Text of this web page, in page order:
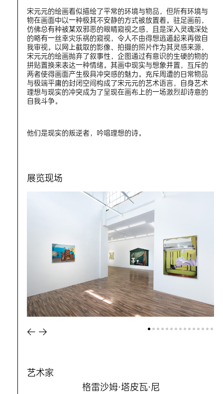
宋元元的绘画看似描绘了平常的环境与物品，但所有环境与
物在画面中以一种极其不安静的方式被放置着。驻足画前，
仿佛总有种被某双邪恶的眼睛窥视之感，且是深入灵魂深处
的略有一丝幸灾乐祸的窥视，令人不由得想逃遁起来再做自
我审视。以网上截取的影像、拍摄的照片作为其灵感来源，
宋元元的绘画抛弃了叙事性，企图通过有意识的生硬的物的
拼贴置换来表达一种情绪。其画中现实与想象并置，互斥的
两者使得画面产生极具冲突感的魅力。充斥周遭的日常物品
与极端平庸的封闭空间构成了宋元元的艺术语言，自身艺术
理想与现实的冲突成为了呈现在画布上的一场激烈却诗意的
自我斗争。
他们是现实的叛逆者，吟唱理想的诗。
展览现场
艺术家
格雷沙姆·塔皮瓦·尼